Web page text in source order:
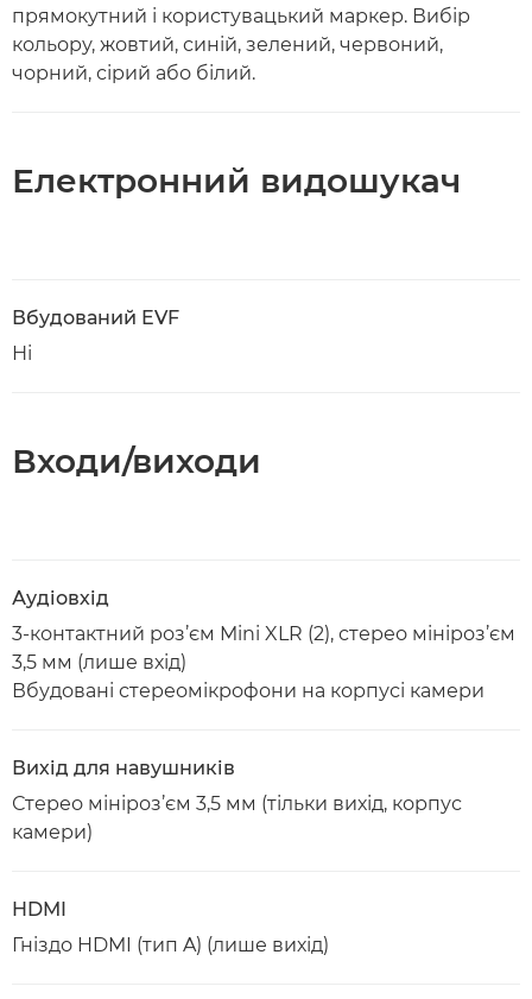
прямокутний і користувацький маркер. Вибір
кольору, жовтий, синій, зелений, червоний,
чорний, сірий або білий.
Електронний видошукач
Вбудований EVF
Ні
Входи/виходи
Аудіовхід
3-контактний роз’єм Mini XLR (2), стерео мініроз’єм
3,5 мм (лише вхід)
Вбудовані стереомікрофони на корпусі камери
Вихід для навушників
Стерео мініроз’єм 3,5 мм (тільки вихід, корпус
камери)
HDMI
Гніздо HDMI (тип A) (лише вихід)